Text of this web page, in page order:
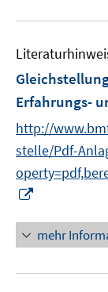
u
m
F
e
n
s
t
e
f
f
Erfahrungs-
http://
stelle/Pdf-
n
e
u
mehr